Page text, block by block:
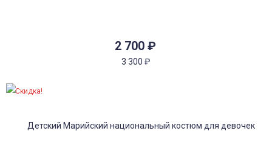
2 700 ₽
3 300 ₽
Скидка!